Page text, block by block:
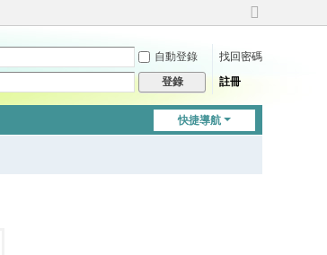
切
到
自動登錄
找回密碼
登錄 註冊
快捷導航